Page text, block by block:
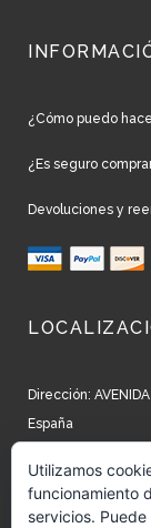
¿Cómo puedo
¿Es seguro
Devoluciones y
Dirección:
España
Teléfono: +34 965
Email:
Utilizamos
funcionamiento
servicios.